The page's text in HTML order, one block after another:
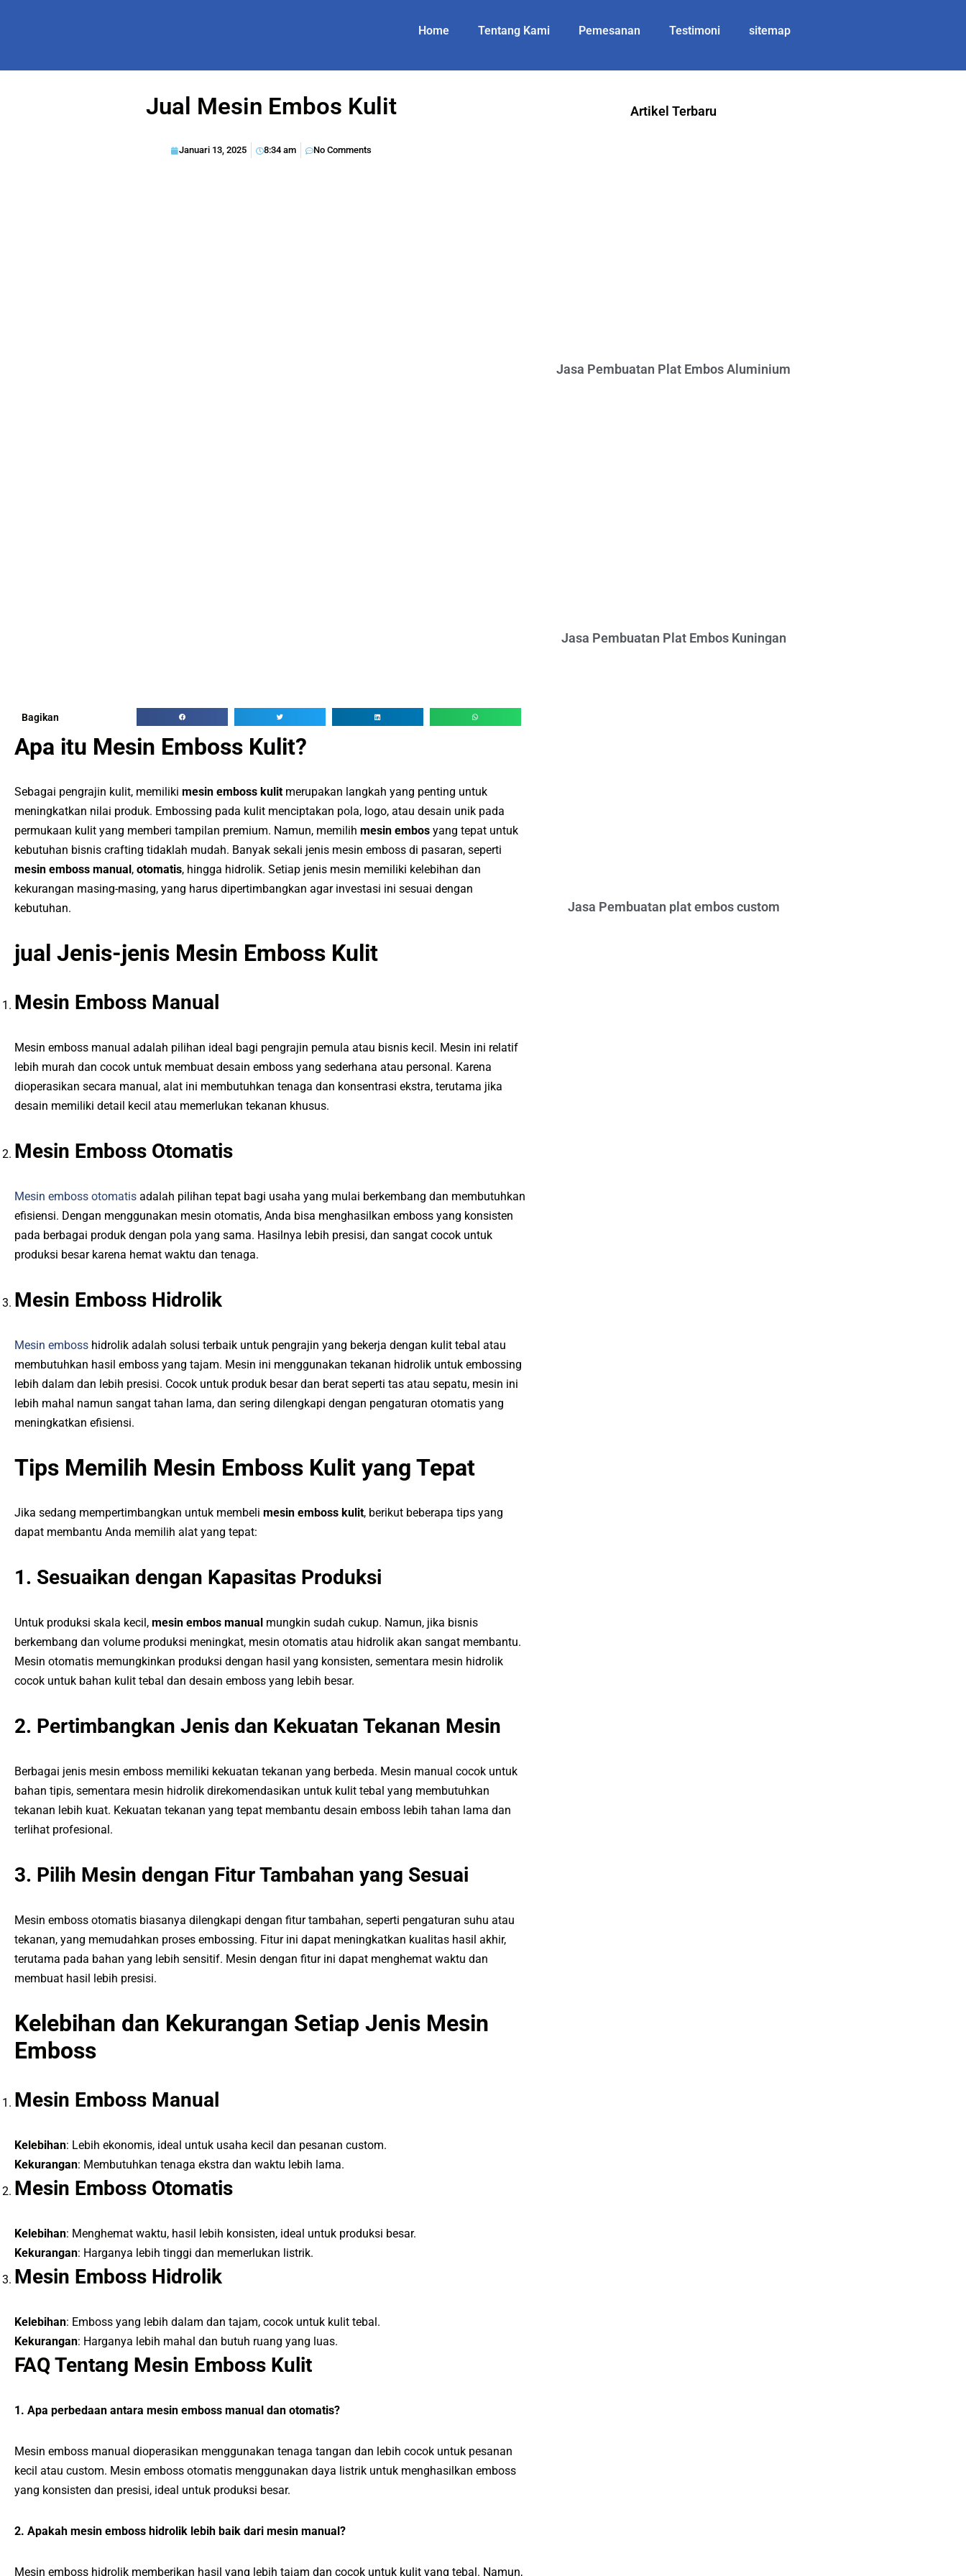
Home Tentang Kami Pemesanan Testimoni sitemap
Jual Mesin Embos Kulit
Januari 13, 2025 8:34 am No Comments
Bagikan
Apa itu Mesin Emboss Kulit?
Sebagai pengrajin kulit, memiliki mesin emboss kulit merupakan langkah yang penting untuk
meningkatkan nilai produk. Embossing pada kulit menciptakan pola, logo, atau desain unik pada
permukaan kulit yang memberi tampilan premium. Namun, memilih mesin embos yang tepat untuk
kebutuhan bisnis crafting tidaklah mudah. Banyak sekali jenis mesin emboss di pasaran, seperti
mesin emboss manual, otomatis, hingga hidrolik. Setiap jenis mesin memiliki kelebihan dan
kekurangan masing-masing, yang harus dipertimbangkan agar investasi ini sesuai dengan
kebutuhan.
jual Jenis-jenis Mesin Emboss Kulit
Mesin Emboss Manual
Mesin emboss manual adalah pilihan ideal bagi pengrajin pemula atau bisnis kecil. Mesin ini relatif
lebih murah dan cocok untuk membuat desain emboss yang sederhana atau personal. Karena
dioperasikan secara manual, alat ini membutuhkan tenaga dan konsentrasi ekstra, terutama jika
desain memiliki detail kecil atau memerlukan tekanan khusus.
Mesin Emboss Otomatis
Mesin emboss otomatis adalah pilihan tepat bagi usaha yang mulai berkembang dan membutuhkan
efisiensi. Dengan menggunakan mesin otomatis, Anda bisa menghasilkan emboss yang konsisten
pada berbagai produk dengan pola yang sama. Hasilnya lebih presisi, dan sangat cocok untuk
produksi besar karena hemat waktu dan tenaga.
Mesin Emboss Hidrolik
Mesin emboss hidrolik adalah solusi terbaik untuk pengrajin yang bekerja dengan kulit tebal atau
membutuhkan hasil emboss yang tajam. Mesin ini menggunakan tekanan hidrolik untuk embossing
lebih dalam dan lebih presisi. Cocok untuk produk besar dan berat seperti tas atau sepatu, mesin ini
lebih mahal namun sangat tahan lama, dan sering dilengkapi dengan pengaturan otomatis yang
meningkatkan efisiensi.
Tips Memilih Mesin Emboss Kulit yang Tepat
Jika sedang mempertimbangkan untuk membeli mesin emboss kulit, berikut beberapa tips yang
dapat membantu Anda memilih alat yang tepat:
1. Sesuaikan dengan Kapasitas Produksi
Untuk produksi skala kecil, mesin embos manual mungkin sudah cukup. Namun, jika bisnis
berkembang dan volume produksi meningkat, mesin otomatis atau hidrolik akan sangat membantu.
Mesin otomatis memungkinkan produksi dengan hasil yang konsisten, sementara mesin hidrolik
cocok untuk bahan kulit tebal dan desain emboss yang lebih besar.
2. Pertimbangkan Jenis dan Kekuatan Tekanan Mesin
Berbagai jenis mesin emboss memiliki kekuatan tekanan yang berbeda. Mesin manual cocok untuk
bahan tipis, sementara mesin hidrolik direkomendasikan untuk kulit tebal yang membutuhkan
tekanan lebih kuat. Kekuatan tekanan yang tepat membantu desain emboss lebih tahan lama dan
terlihat profesional.
3. Pilih Mesin dengan Fitur Tambahan yang Sesuai
Mesin emboss otomatis biasanya dilengkapi dengan fitur tambahan, seperti pengaturan suhu atau
tekanan, yang memudahkan proses embossing. Fitur ini dapat meningkatkan kualitas hasil akhir,
terutama pada bahan yang lebih sensitif. Mesin dengan fitur ini dapat menghemat waktu dan
membuat hasil lebih presisi.
Kelebihan dan Kekurangan Setiap Jenis Mesin
Emboss
Mesin Emboss Manual
Kelebihan: Lebih ekonomis, ideal untuk usaha kecil dan pesanan custom.
Kekurangan: Membutuhkan tenaga ekstra dan waktu lebih lama.
Mesin Emboss Otomatis
Kelebihan: Menghemat waktu, hasil lebih konsisten, ideal untuk produksi besar.
Kekurangan: Harganya lebih tinggi dan memerlukan listrik.
Mesin Emboss Hidrolik
Kelebihan: Emboss yang lebih dalam dan tajam, cocok untuk kulit tebal.
Kekurangan: Harganya lebih mahal dan butuh ruang yang luas.
FAQ Tentang Mesin Emboss Kulit
1. Apa perbedaan antara mesin emboss manual dan otomatis?
Mesin emboss manual dioperasikan menggunakan tenaga tangan dan lebih cocok untuk pesanan
kecil atau custom. Mesin emboss otomatis menggunakan daya listrik untuk menghasilkan emboss
yang konsisten dan presisi, ideal untuk produksi besar.
2. Apakah mesin emboss hidrolik lebih baik dari mesin manual?
Mesin emboss hidrolik memberikan hasil yang lebih tajam dan cocok untuk kulit yang tebal. Namun,
Artikel Terbaru
Jasa Pembuatan Plat Embos Aluminium
Jasa Pembuatan Plat Embos Kuningan
Jasa Pembuatan plat embos custom